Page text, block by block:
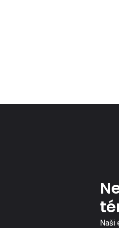
Naši